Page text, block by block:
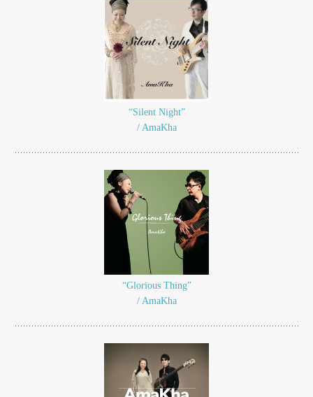
“Silent Night”
/ AmaKha
“Glorious Thing”
/ AmaKha